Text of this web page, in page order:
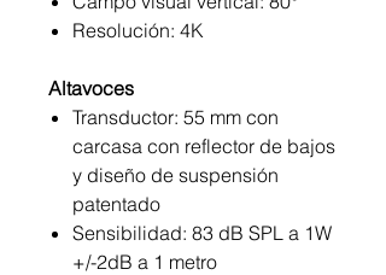
Resolución: 4K
Altavoces
Transductor: 55 mm con
carcasa con reflector de bajos
y diseño de suspensión
patentado
Sensibilidad: 83 dB SPL a 1W
+/-2dB a 1 metro